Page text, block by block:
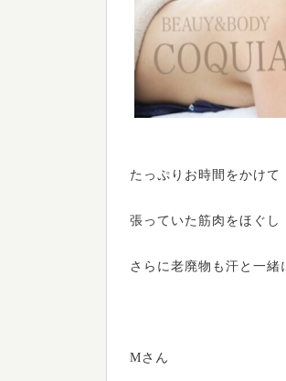
たっぷりお時間をかけて
張っていた筋肉をほぐし
さらに老廃物も汗と一緒
Mさん